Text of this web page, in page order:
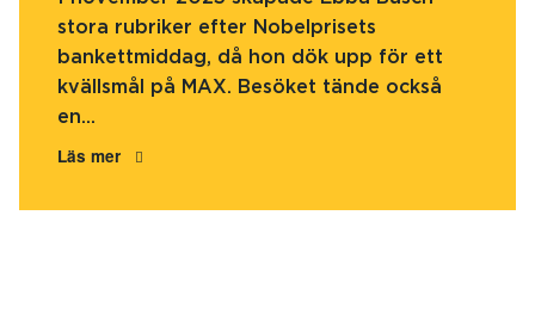
stora rubriker efter Nobelprisets
bankettmiddag, då hon dök upp för ett
kvällsmål på MAX. Besöket tände också
en...
Läs mer